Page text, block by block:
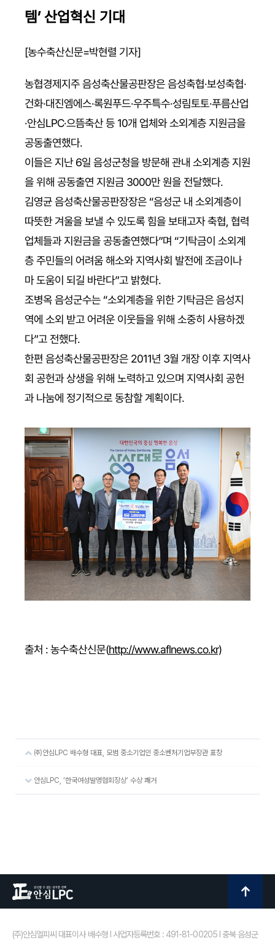
템’ 산업혁신 기대
[농수축산신문=박현렬 기자]
농협경제지주 음성축산물공판장은 음성축협·보성축협·
건화·대진엠에스·록원푸드·우주특수·성림토토·푸름산업
·안심LPC·으뜸축산 등 10개 업체와 소외계층 지원금을
공동출연했다.
이들은 지난 6일 음성군청을 방문해 관내 소외계층 지원
을 위해 공동출연 지원금 3000만 원을 전달했다.
김영균 음성축산물공판장장은 “음성군 내 소외계층이
따뜻한 겨울을 보낼 수 있도록 힘을 보태고자 축협, 협력
업체들과 지원금을 공동출연했다”며 “기탁금이 소외계
층 주민들의 어려움 해소와 지역사회 발전에 조금이나
마 도움이 되길 바란다”고 밝혔다.
조병옥 음성군수는 “소외계층을 위한 기탁금은 음성지
역에 소외 받고 어려운 이웃들을 위해 소중히 사용하겠
다”고 전했다.
한편 음성축산물공판장은 2011년 3월 개장 이후 지역사
회 공헌과 상생을 위해 노력하고 있으며 지역사회 공헌
과 나눔에 정기적으로 동참할 계획이다.
출처 : 농수축산신문(http://www.aflnews.co.kr)
㈜안심LPC 배수형 대표, 모범 중소기업인 중소벤처기업부장관 표창
안심LPC, ‘한국여성발명협회장상’ 수상 쾌거
(주)안심엘피씨 대표이사 배수형 I 사업자등록번호 : 491-81-00205 I 충북 음성군